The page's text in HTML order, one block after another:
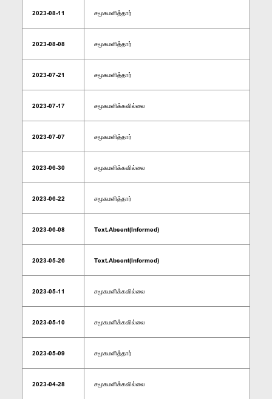
2023-08-11 சமூகமளித்தார்
2023-08-08 சமூகமளித்தார்
2023-07-21 சமூகமளித்தார்
2023-07-17 சமூகமளிக்கவில்லை
2023-07-07 சமூகமளித்தார்
2023-06-30 சமூகமளிக்கவில்லை
2023-06-22 சமூகமளித்தார்
2023-06-08 Text.Absent(Informed)
2023-05-26 Text.Absent(Informed)
2023-05-11 சமூகமளிக்கவில்லை
2023-05-10 சமூகமளிக்கவில்லை
2023-05-09 சமூகமளித்தார்
2023-04-28 சமூகமளிக்கவில்லை